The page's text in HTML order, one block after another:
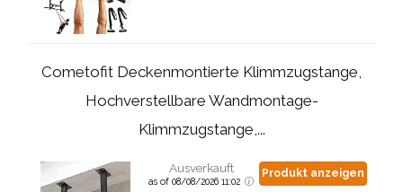
Cometofit Deckenmontierte Klimmzugstange,
Hochverstellbare Wandmontage-
Klimmzugstange,...
Ausverkauft
as of 08/08/2026 11:02
Produkt anzeigen